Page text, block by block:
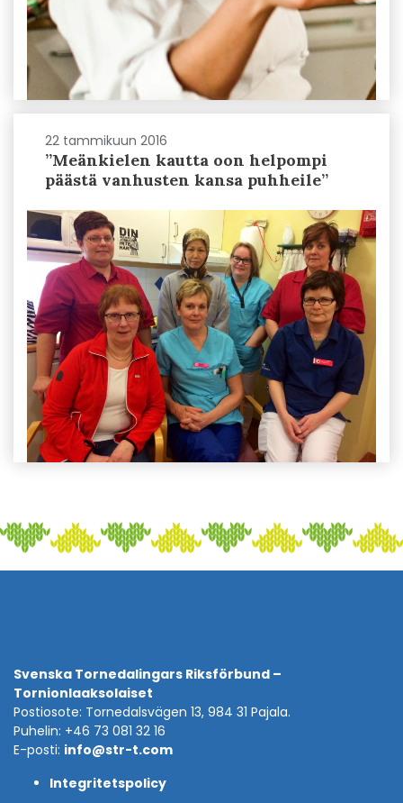
22 tammikuun 2016
”Meänkielen kautta oon helpompi
päästä vanhusten kansa puhheile”
Svenska Tornedalingars Riksförbund –
Tornionlaaksolaiset
Postiosote: Tornedalsvägen 13, 984 31 Pajala.
Puhelin: +46 73 081 32 16
E-posti: info@str-t.com
Integritetspolicy